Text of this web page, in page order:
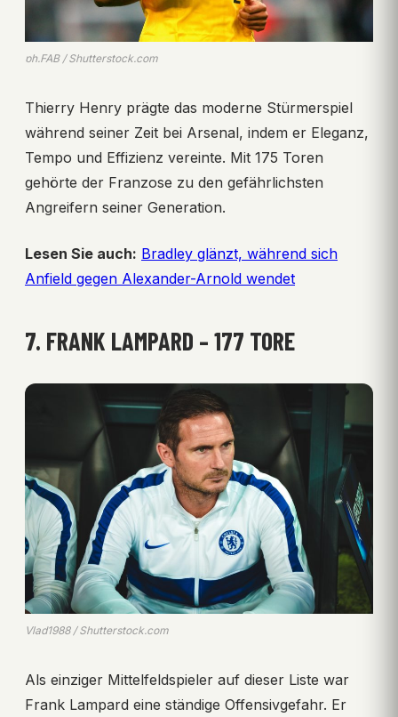
ph.FAB / Shutterstock.com
Thierry Henry prägte das moderne Stürmerspiel
während seiner Zeit bei Arsenal, indem er Eleganz,
Tempo und Effizienz vereinte. Mit 175 Toren
gehörte der Franzose zu den gefährlichsten
Angreifern seiner Generation.
Lesen Sie auch: Bradley glänzt, während sich
Anfield gegen Alexander-Arnold wendet
7. FRANK LAMPARD – 177 TORE
Vlad1988 / Shutterstock.com
Als einziger Mittelfeldspieler auf dieser Liste war
Frank Lampard eine ständige Offensivgefahr. Er